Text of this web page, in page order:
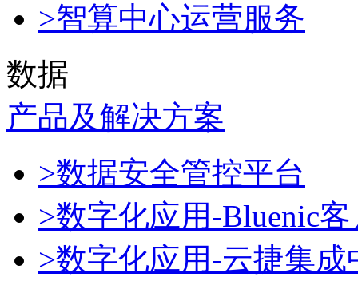
>智算中心运营服务
数据
产品及解决方案
>数据安全管控平台
>数字化应用-Bluenic
>数字化应用-云捷集成